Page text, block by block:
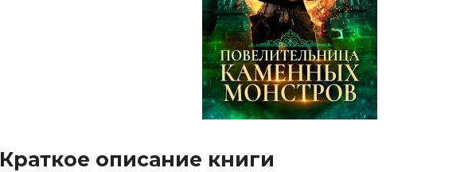
Краткое описание книги